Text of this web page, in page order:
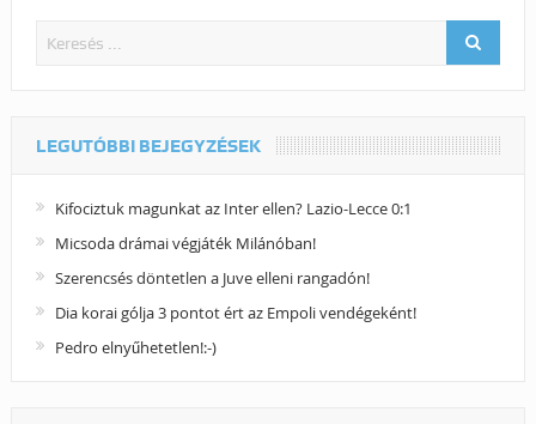
LEGUTÓBBI BEJEGYZÉSEK
Kifociztuk magunkat az Inter ellen? Lazio-Lecce 0:1
Micsoda drámai végjáték Milánóban!
Szerencsés döntetlen a Juve elleni rangadón!
Dia korai gólja 3 pontot ért az Empoli vendégeként!
Pedro elnyűhetetlen!:-)